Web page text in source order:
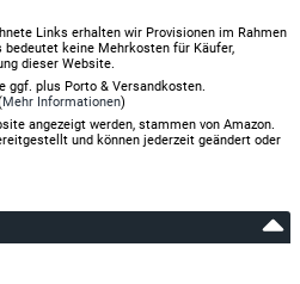
Links erhalten wir Provisionen im Rahmen
keine Mehrkosten für Käufer,
dieser Website.
ggf. plus Porto & Versandkosten.
Mehr Informationen)
angezeigt werden, stammen von Amazon.
und können jederzeit geändert oder